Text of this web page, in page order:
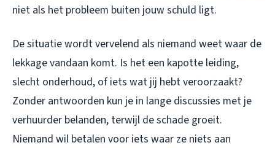
niet als het probleem buiten jouw schuld ligt.
De situatie wordt vervelend als niemand weet waar de
lekkage vandaan komt. Is het een kapotte leiding,
slecht onderhoud, of iets wat jij hebt veroorzaakt?
Zonder antwoorden kun je in lange discussies met je
verhuurder belanden, terwijl de schade groeit.
Niemand wil betalen voor iets waar ze niets aan